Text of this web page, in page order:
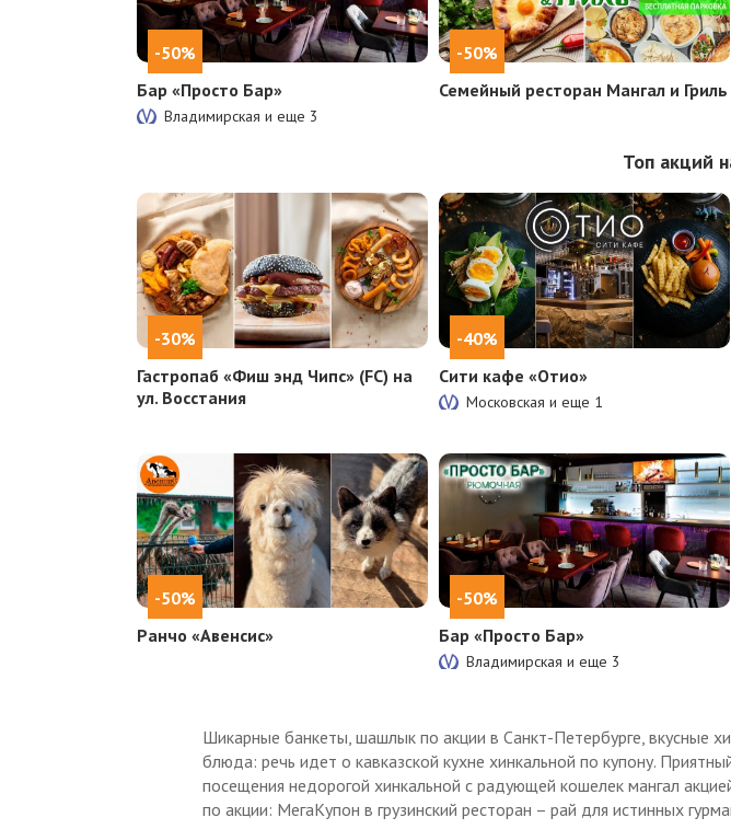
-50%
Бар «Просто Бар»
Владимирская и еще 3
-50%
Семейный ресторан Мангал и Гриль
Топ акций
-30%
Гастропаб «Фиш энд Чипс» (FC) на
ул. Восстания
-40%
Сити кафе «Отио»
Московская и еще 1
-50%
Ранчо «Авенсис»
-50%
Бар «Просто Бар»
Владимирская и еще 3
Шикарные банкеты, шашлык по акции в Санкт-Петербурге, вкусные
блюда: речь идет о кавказской кухне хинкальной по купону.
посещения недорогой хинкальной с радующей кошелек мангал
по акции: МегаКупон в грузинский ресторан – рай для истинных